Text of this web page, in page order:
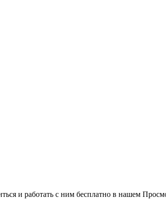
и работать с ним бесплатно в нашем